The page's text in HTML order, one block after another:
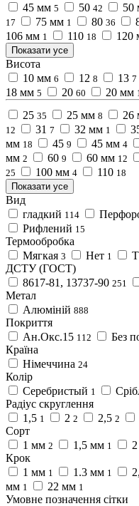
45 мм 5 50 42 50
17 75 мм 1 80 36
106 мм 1 110 18 120
Показати усе
Висота
10 мм 6 12 8 13 7
18 мм 5 20 60 20 мм
25 35 25 мм 8 26
12 31 7 32 мм 1
мм 18 45 9 45 мм 4
мм 2 60 9 60 мм 12
25 100 мм 4 110 18
Показати усе
Вид
гладкий 114
Рифлений 15
Термообробка
Мягкая 3 Нет 1
ДСТУ (ГОСТ)
8617-81, 13737-90 251
Метал
Алюміній 888
Покриття
Ан.Окс.15 112 Без
Країна
Німеччина 24
Колір
Cеребристый 1
Радіус скруглення
1,5 1 2 2 2,5 2
Сорт
1 мм 2 1,5 мм 1
Крок
1 мм 1 1.3 мм 1
мм 1 22 мм 1
Умовне позначення сітки